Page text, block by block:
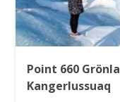
Point 660
Kangerlussuaq